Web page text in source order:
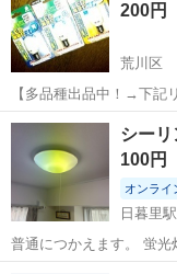
200円
荒川区
【多品種出品中！→下記
すのでご理解いただける
拘らず、稀に手厚い保証
素人ですのでご遠慮いた
東京 荒川区 照
シーリ
100円
オンライ
日暮里駅
普通につかえます。 蛍光